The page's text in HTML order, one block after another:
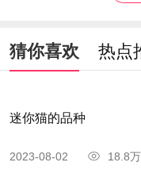
细小：细小临床
物进行治疗。
胰腺炎：用止吐
猜你喜欢 热点
迷你猫的品种
2023-08-02 18.8万